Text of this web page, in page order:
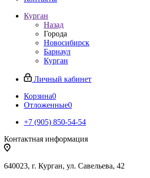
Курган
Назад
Города
Новосибирск
Барнаул
Курган
Личный кабинет
Корзина0
Отложенные0
+7 (905) 850-54-54
Контактная информация
640023, г. Курган, ул. Савельева, 42